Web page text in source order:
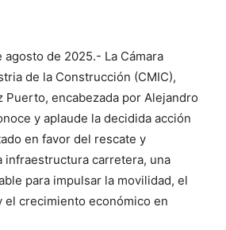
agosto de 2025.- La Cámara
de la Construcción (CMIC),
Puerto, encabezada por Alejandro
y aplaude la decidida acción
en favor del rescate y
carretera, una
para impulsar la movilidad, el
el crecimiento económico en